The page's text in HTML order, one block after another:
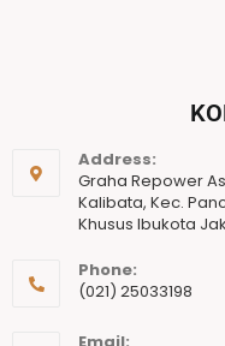
Address:
Graha Repower
Kalibata, Kec.
Khusus Ibukota
Phone:
(021) 25033198